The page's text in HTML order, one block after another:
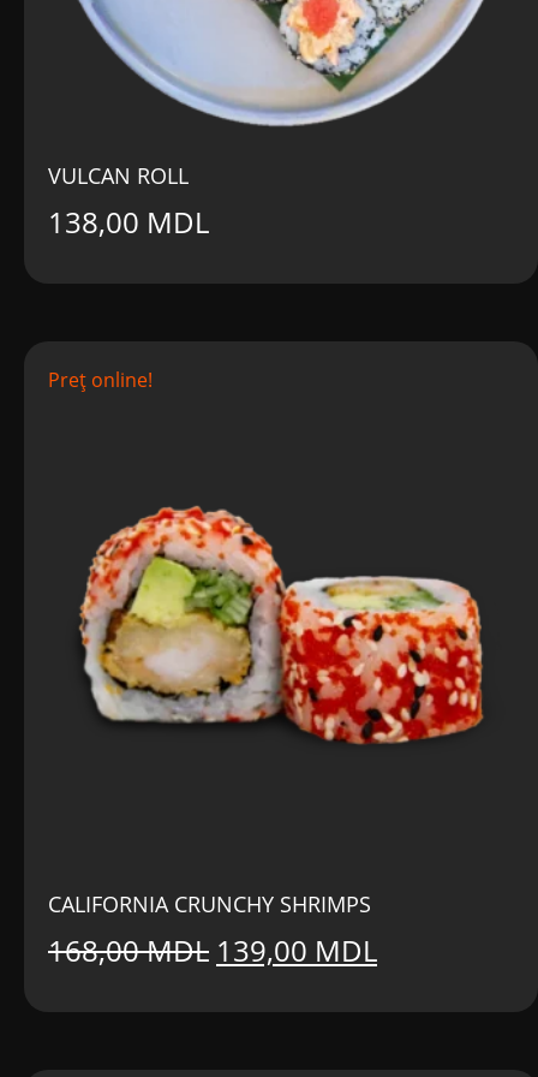
VULCAN ROLL
138,00 MDL
Preț online!
CALIFORNIA CRUNCHY SHRIMPS
168,00MDL Prețul
139,00 MDLPrețul